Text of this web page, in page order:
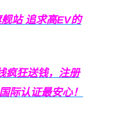
站追求高EV的
疯狂送钱，注册
际认证最安心！